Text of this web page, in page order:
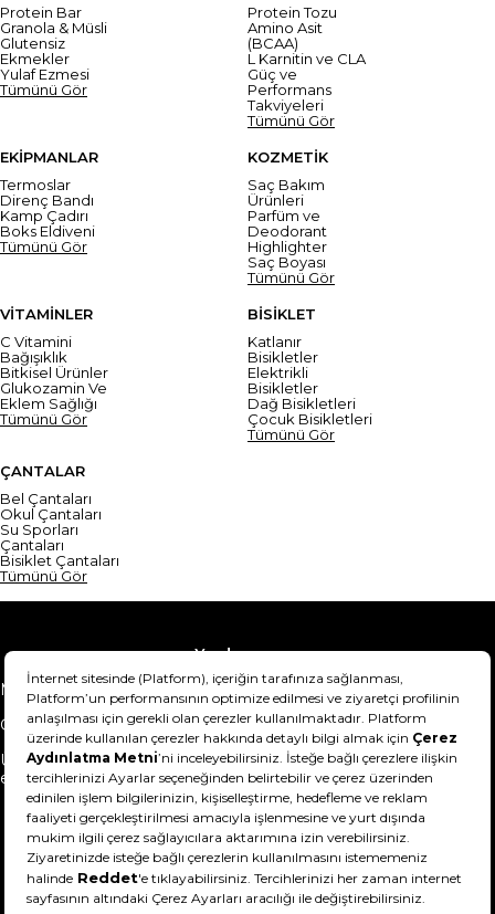
Protein Bar
Granola & Müsli
Glutensiz
Ekmekler
Yulaf Ezmesi
Tümünü Gör
Protein Tozu
Amino Asit
(BCAA)
L Karnitin ve CLA
Güç ve
Performans
Takviyeleri
Tümünü Gör
EKİPMANLAR
Termoslar
Direnç Bandı
Kamp Çadırı
Boks Eldiveni
Tümünü Gör
KOZMETİK
Saç Bakım
Ürünleri
Parfüm ve
Deodorant
Highlighter
Saç Boyası
Tümünü Gör
VİTAMİNLER
C Vitamini
Bağışıklık
Bitkisel Ürünler
Glukozamin Ve
Eklem Sağlığı
Tümünü Gör
BİSİKLET
Katlanır
Bisikletler
Elektrikli
Bisikletler
Dağ Bisikletleri
Çocuk Bisikletleri
Tümünü Gör
ÇANTALAR
Bel Çantaları
Okul Çantaları
Su Sporları
Çantaları
Bisiklet Çantaları
Tümünü Gör
Yardım
Mesafeli Satış Sözleşmesi
Teslimat Bilgisi
Gizlilik Sözleşmesi
Şartlar & Koşullar
Ürünümü nasıl iade
edebilirim?
Hakkımızda